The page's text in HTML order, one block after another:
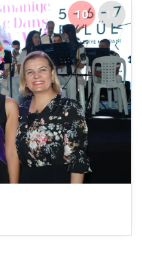
10 14